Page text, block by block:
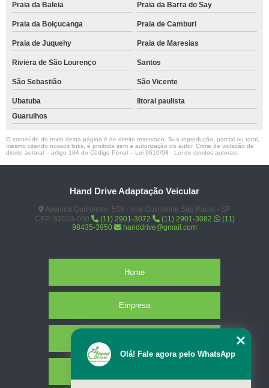
Praia da Baleia Praia da Barra do Say
Praia da Boiçucanga Praia de Camburi
Praia de Juquehy Praia de Maresias
Riviera de São Lourenço Santos
São Sebastião São Vicente
Ubatuba
litoral paulista
Guarulhos
O conteúdo do texto desta página é de direito reservado. Sua reprodução, parcial ou total,
mesmo citando nossos links, é proibida sem a autorização do autor. Crime de violação de
direito autoral – artigo 184 do Código Penal – Lei 9610/98 - Lei de direitos autorais
Hand Drive Adaptação Veicular
Avenida Guilherme, 509 - Vila Guilherme São Paulo - SP
CEP: 02053-000
(11) 2901-3072 (11) 2901-3082
(11)
98435-3950
handdrive@gmail.com
Home
Empresa
Olá! Fale agora pelo WhatsApp